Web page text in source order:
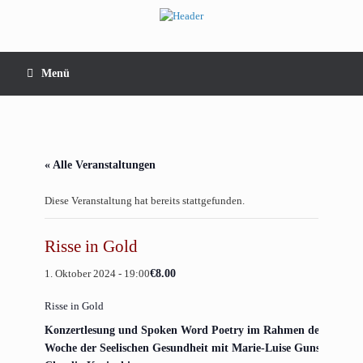
Menü
« Alle Veranstaltungen
Diese Veranstaltung hat bereits stattgefunden.
Risse in Gold
1. Oktober 2024 - 19:00€8.00
Risse in Gold
Kon­zert­le­sung und Spo­ken Word Poet­ry im Rah­men der
Woche der See­li­schen Gesund­heit mit Marie-Lui­se Gunst und